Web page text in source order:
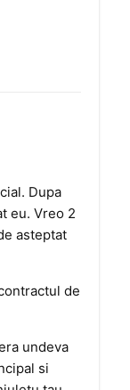
Dupa
eu. Vreo 2
asteptat
de
undeva
si